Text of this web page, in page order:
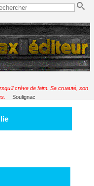
crève de faim. Sa cruauté, son
Soulignac